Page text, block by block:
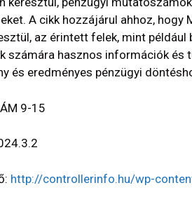
A cikk hozzájárul ahhoz, hogy
az érintett felek, mint
számára hasznos információk és
és eredményes pénzügyi
9-15
http://controllerinfo.hu/wp-